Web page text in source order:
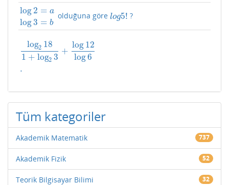
log2 = a
log3 = b
log2 =a log3 =b
olduğuna göre log5!
log5! ?
log2 18
1 + log2 3
+
log12
log6
.
log 2181+log 3 log12log
Tüm kategoriler
Akademik Matematik 737
Akademik Fizik 52
Teorik Bilgisayar Bilimi 32